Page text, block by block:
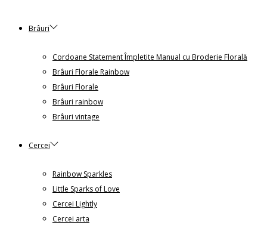
Brâuri
Cordoane Statement Împletite Manual cu Broderie Florală
Brâuri Florale Rainbow
Brâuri Florale
Brâuri rainbow
Brâuri vintage
Cercei
Rainbow Sparkles
Little Sparks of Love
Cercei Lightly
Cercei arta